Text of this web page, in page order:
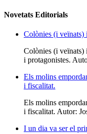
Novetats Editorials
Colònies (i veïnats)
Colònies (i veïnats)
i protagonistes.
Els molins
i fiscalitat.
Els molins
i fiscalitat. Autor:
I un dia va ser el